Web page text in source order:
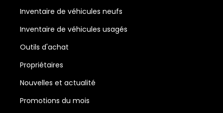
Inventaire de véhicules neufs
Inventaire de véhicules usagés
Outils d'achat
Propriétaires
Nouvelles et actualité
Promotions du mois